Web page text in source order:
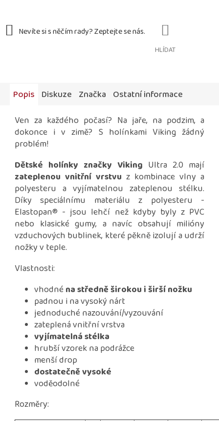
HLÍDAT
Popis Diskuze Značka Ostatní informace
Ven za každého počasí? Na jaře, na podzim, a
dokonce i v zimě? S holínkami Viking žádný
problém!
Dětské holínky značky Viking Ultra 2.0 mají
zateplenou vnitřní vrstvu z kombinace vlny a
polyesteru a vyjímatelnou zateplenou stélku.
Díky speciálnímu materiálu z polyesteru -
Elastopan® - jsou lehčí než kdyby byly z PVC
nebo klasické gumy, a navíc obsahují milióny
vzduchových bublinek, které pěkně izolují a udrží
nožky v teple.
Vlastnosti:
vhodné na středně širokou i širší nožku
padnou i na vysoký nárt
jednoduché nazouvání/vyzouvání
zateplená vnitřní vrstva
vyjímatelná stélka
hrubší vzorek na podrážce
menší drop
dostatečně vysoké
voděodolné
Rozměry: